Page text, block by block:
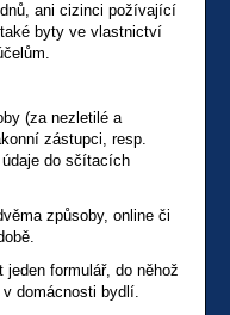
ani cizinci požívající
byty ve vlastnictví
(za nezletilé a
zástupci, resp.
do sčítacích
způsoby, online či
formulář, do něhož
domácnosti bydlí.